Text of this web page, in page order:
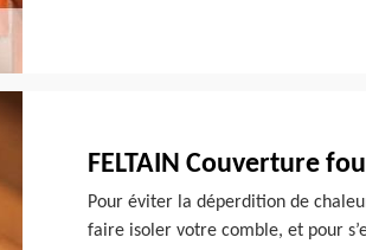
FELTAIN Couverture
Pour éviter la déperdition de
faire isoler votre comble, et pour